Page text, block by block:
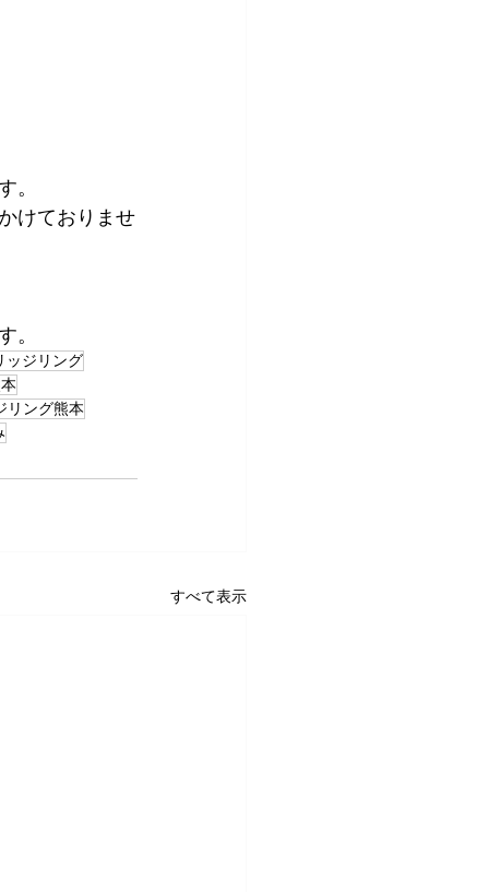
。
けておりませ
。
ッジリング
リング熊本
すべて表示